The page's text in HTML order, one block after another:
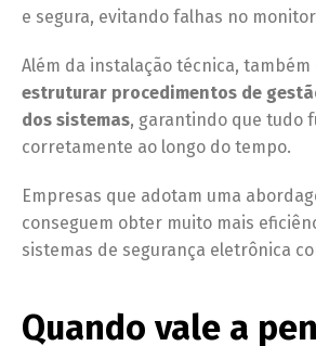
e segura, evitando falhas no
Além da instalação técnica,
estruturar procedimentos de
dos sistemas, garantindo que tudo
corretamente ao longo do tempo.
Empresas que adotam uma
conseguem obter muito mais
sistemas de segurança eletrônica
Quando vale a